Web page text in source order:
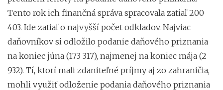
Tento rok ich finančná správa spracovala zatiaľ 200
403. Ide zatiaľ o najvyšší počet odkladov. Najviac
daňovníkov si odložilo podanie daňového priznania
na koniec júna (173 317), najmenej na koniec mája (2
932). Tí, ktorí mali zdaniteľné príjmy aj zo zahraničia,
mohli využiť odloženie podania daňového priznania